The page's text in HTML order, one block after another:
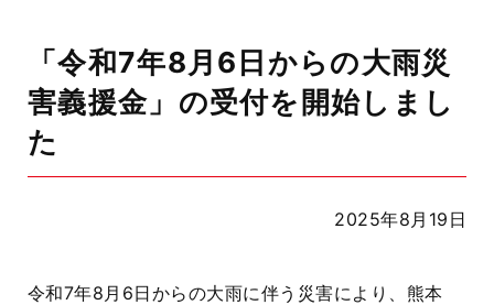
「令和7年8月6日からの大雨災
害義援金」の受付を開始しまし
た
2025年8月19日
令和7年8月6日からの大雨に伴う災害により、熊本